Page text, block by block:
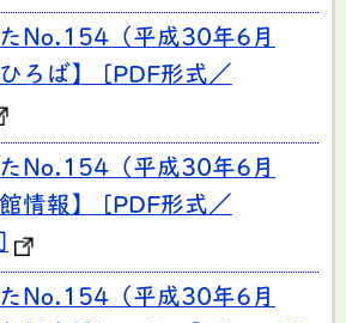
No.154（平成30年6月
ろば】 [PDF形式／
No.154（平成30年6月
情報】 [PDF形式／
No.154（平成30年6月